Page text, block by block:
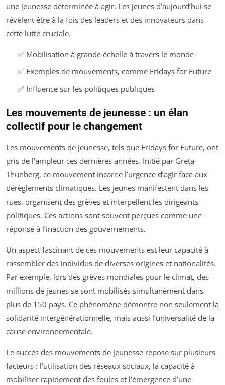
une jeunesse déterminée à agir. Les jeunes d’aujourd’hui se
révèlent être à la fois des leaders et des innovateurs dans
cette lutte cruciale.
✅ Mobilisation à grande échelle à travers le monde
✅ Exemples de mouvements, comme Fridays for Future
✅ Influence sur les politiques publiques
Les mouvements de jeunesse : un élan
collectif pour le changement
Les mouvements de jeunesse, tels que Fridays for Future, ont
pris de l’ampleur ces dernières années. Initié par Greta
Thunberg, ce mouvement incarne l’urgence d’agir face aux
dérèglements climatiques. Les jeunes manifestent dans les
rues, organisent des grèves et interpellent les dirigeants
politiques. Ces actions sont souvent perçues comme une
réponse à l’inaction des gouvernements.
Un aspect fascinant de ces mouvements est leur capacité à
rassembler des individus de diverses origines et nationalités.
Par exemple, lors des grèves mondiales pour le climat, des
millions de jeunes se sont mobilisés simultanément dans
plus de 150 pays. Ce phénomène démontre non seulement la
solidarité intergénérationnelle, mais aussi l’universalité de la
cause environnementale.
Le succès des mouvements de jeunesse repose sur plusieurs
facteurs : l’utilisation des réseaux sociaux, la capacité à
mobiliser rapidement des foules et l’émergence d’une